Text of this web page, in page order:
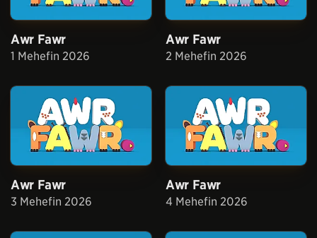
Awr Fawr
1 Mehefin 2026
Awr Fawr
2 Mehefin 2026
Awr Fawr
3 Mehefin 2026
Awr Fawr
4 Mehefin 2026